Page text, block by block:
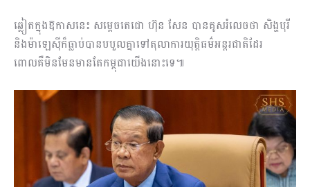
ឆ្លៀតក្នុងឱកាសនេះ សម្តេចតេជោ ហ៊ុន សែន បានគូសរំលេចថា សិង្ហបុរី
និងម៉ាឡេស៊ីក៏ធ្លាប់បានបបួលគ្នាទៅតុលាការយុត្តិធម៌អន្តរជាតិដែរ
ពោលគឺមិនមែនមានតែកម្ពុជាយើងនោះទេ៕